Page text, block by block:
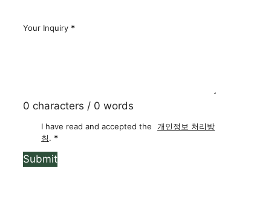
Your Inquiry *
0 characters / 0 words
I have read and accepted the
개인정보 처리방
침. *
Submit